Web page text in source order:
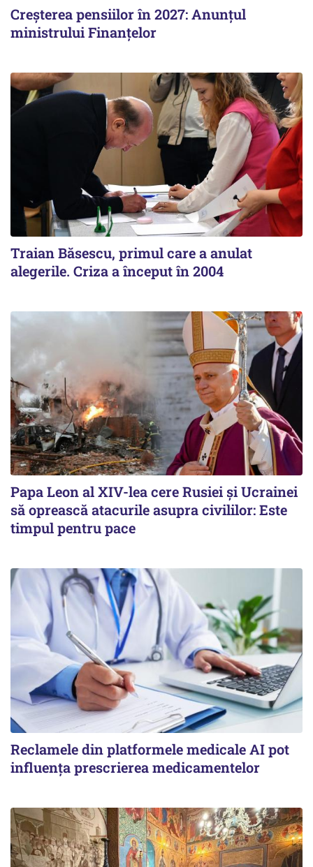
Creșterea pensiilor în 2027: Anunțul
ministrului Finanțelor
Traian Băsescu, primul care a anulat
alegerile. Criza a început în 2004
Papa Leon al XIV-lea cere Rusiei și Ucrainei
să oprească atacurile asupra civililor: Este
timpul pentru pace
Reclamele din platformele medicale AI pot
influența prescrierea medicamentelor